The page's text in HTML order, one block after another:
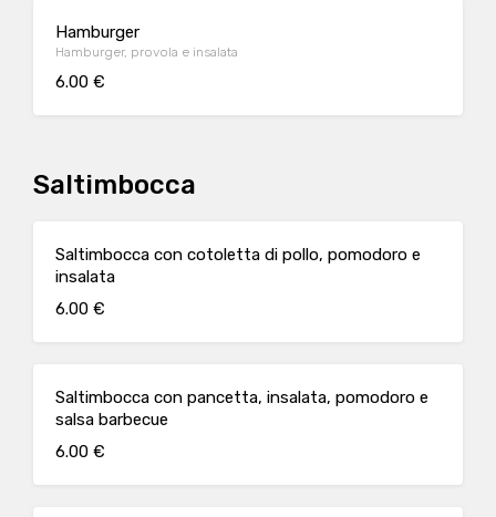
Hamburger
Hamburger, provola e insalata
6.00 €
Saltimbocca
Saltimbocca con cotoletta di pollo, pomodoro e
insalata
6.00 €
Saltimbocca con pancetta, insalata, pomodoro e
salsa barbecue
6.00 €